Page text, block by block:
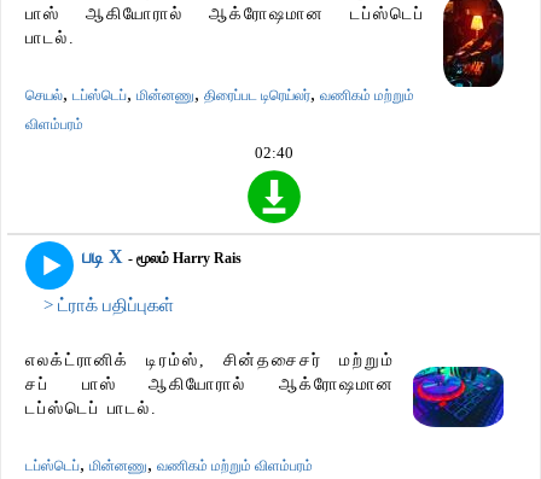
பாஸ் ஆகியோரால் ஆக்ரோஷமான டப்ஸ்டெப்
பாடல்.
செயல், டப்ஸ்டெப், மின்னணு, திரைப்பட டிரெய்லர், வணிகம் மற்றும்
விளம்பரம்
02:40
படி X - மூலம் Harry Rais
> ட்ராக் பதிப்புகள்
எலக்ட்ரானிக் டிரம்ஸ், சின்தசைசர் மற்றும்
சப் பாஸ் ஆகியோரால் ஆக்ரோஷமான
டப்ஸ்டெப் பாடல்.
டப்ஸ்டெப், மின்னணு, வணிகம் மற்றும் விளம்பரம்